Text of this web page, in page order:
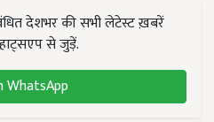
देशभर की सभी लेटेस्ट ख़बरें
से जुड़ें.
WhatsApp